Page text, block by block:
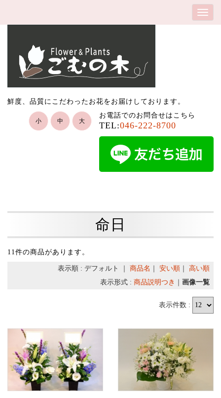
鮮度、品質にこだわったお花をお届けしております。
お電話でのお問合せはこちら
TEL:046-222-8700
小 中 大
命日
11件の商品があります。
表示順 : デフォルト ｜ 商品名 安い順
高い順
表示形式 : 商品説明つき 画像一覧
表示件数 :